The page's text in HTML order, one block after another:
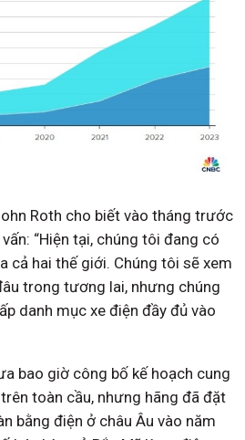
Roth cho biết vào tháng trước
“Hiện tại, chúng tôi đang có
cả hai thế giới. Chúng tôi sẽ xem
trong tương lai, nhưng chúng
danh mục xe điện đầy đủ vào
bao giờ công bố kế hoạch cung
toàn cầu, nhưng hãng đã đặt
bằng điện ở châu Âu vào năm